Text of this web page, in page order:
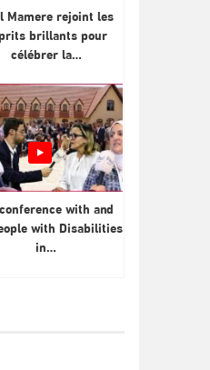
Mamere rejoint les
brillants pour
célébrer la…
with and
with Disabilities
in…